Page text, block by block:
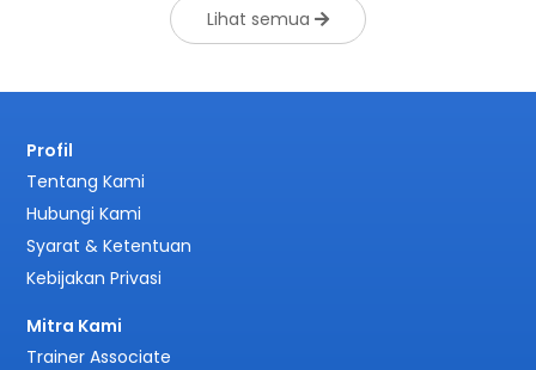
Lihat semua
Profil
Tentang Kami
Hubungi Kami
Syarat & Ketentuan
Kebijakan Privasi
Mitra Kami
Trainer Associate